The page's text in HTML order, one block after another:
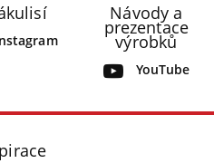
Návody a
prezentace
výrobků
YouTube